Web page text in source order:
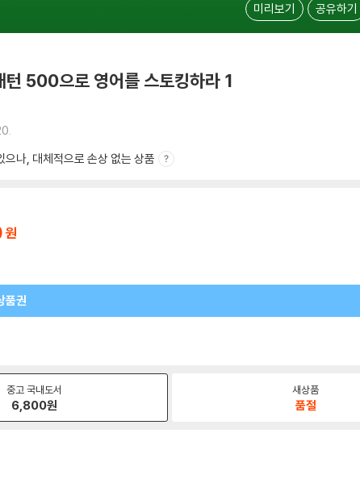
미리보기 공유하기
턴 500으로 영어를 스토킹하라 1
으나, 대체적으로 손상 없는 상품
품권
중고 국내도서
6,800원
새상품
품절